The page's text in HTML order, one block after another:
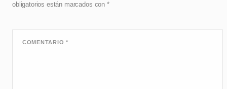
obligatorios están marcados con *
COMENTARIO*